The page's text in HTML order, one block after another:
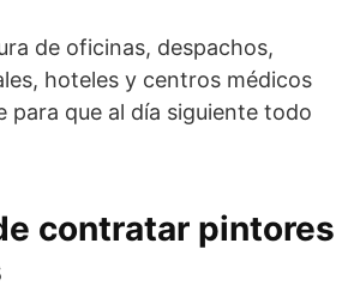
de oficinas, despachos,
hoteles y centros médicos
para que al día siguiente todo
contratar pintores